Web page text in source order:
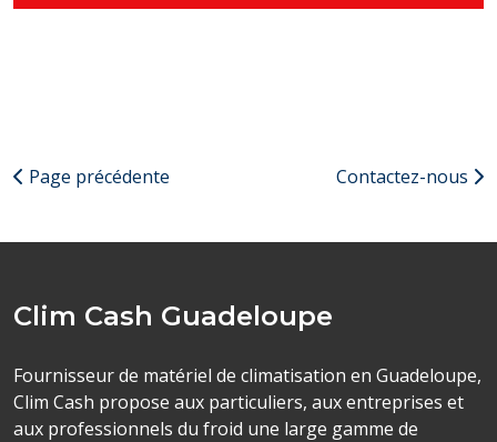
Page précédente Contactez-nous
Clim Cash Guadeloupe
Fournisseur de matériel de climatisation en Guadeloupe,
Clim Cash propose aux particuliers, aux entreprises et
aux professionnels du froid une large gamme de